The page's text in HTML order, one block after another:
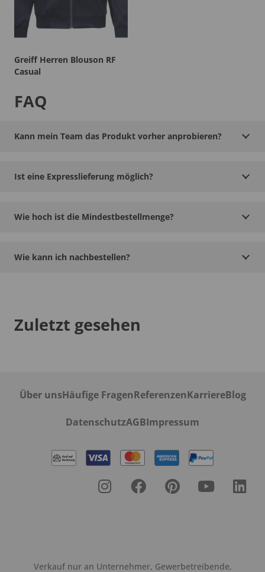
Greiff Herren Blouson RF
Casual
FAQ
Kann mein Team das Produkt vorher anprobieren?
Ist eine Expresslieferung möglich?
Wie hoch ist die Mindestbestellmenge?
Wie kann ich nachbestellen?
Zuletzt gesehen
Über unsHäufige FragenReferenzenKarriereBlog
DatenschutzAGBImpressum
Verkauf nur an Unternehmer, Gewerbetreibende,